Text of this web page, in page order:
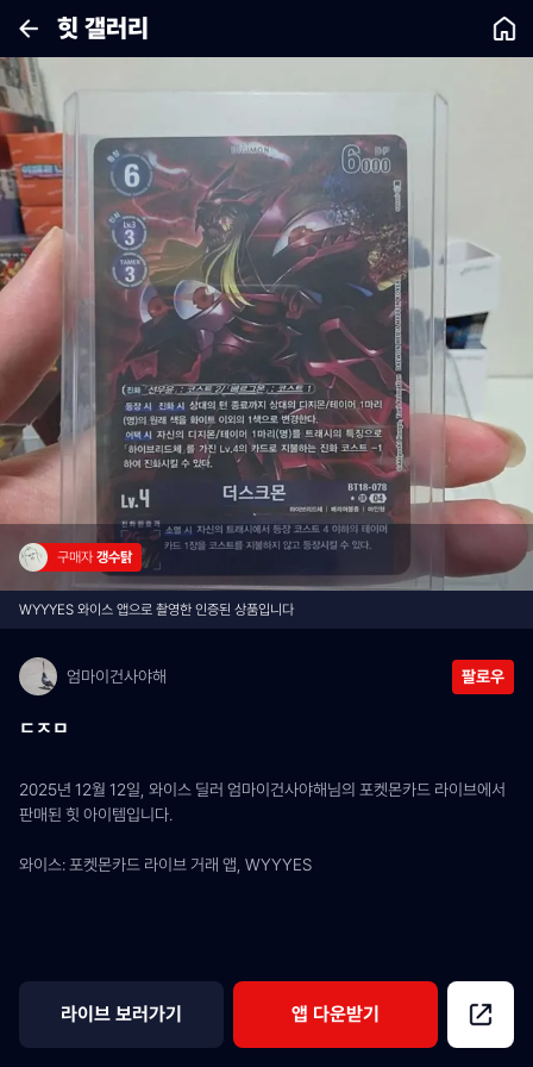
힛 갤러리
구매자 갱수탉
WYYYES 와이스 앱으로 촬영한 인증된 상품입니다
엄마이건사야해 팔로우
ㄷㅈㅁ
2025년 12월 12일, 와이스 딜러 엄마이건사야해님의 포켓몬카드 라이브에서
판매된 힛 아이템입니다.
와이스: 포켓몬카드 라이브 거래 앱, WYYYES
라이브 보러가기 앱 다운받기